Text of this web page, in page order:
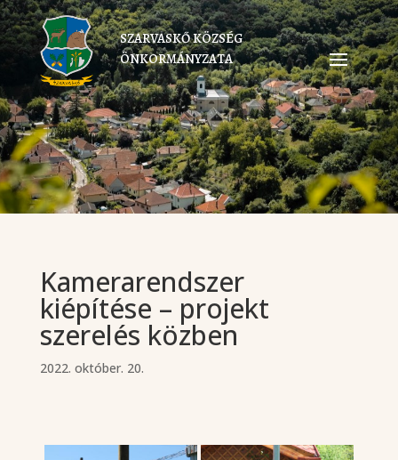
SZARVASKŐ KÖZSÉG
ÖNKORMÁNYZATA
Kamerarendszer
kiépítése – projekt
szerelés közben
2022. október. 20.